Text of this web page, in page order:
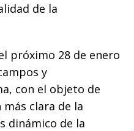
de la
próximo 28 de enero
y
con el objeto de
clara de la
dinámico de la